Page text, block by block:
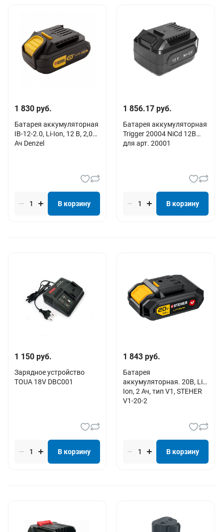
1 830 руб.
Батарея аккумуляторная
IB-12-2.0, Li-Ion, 12 В, 2,0
Ач Denzel
В корзину
1 856.17 руб.
Батарея аккумуляторная
Trigger 20004 NiCd 12В
для арт. 20001
В корзину
1 150 руб.
Зарядное устройство
TOUA 18V DBC001
В корзину
1 843 руб.
Батарея
аккумуляторная. 20В, Li-
Ion, 2 Ач, тип V1, STEHER
V1-20-2
В корзину